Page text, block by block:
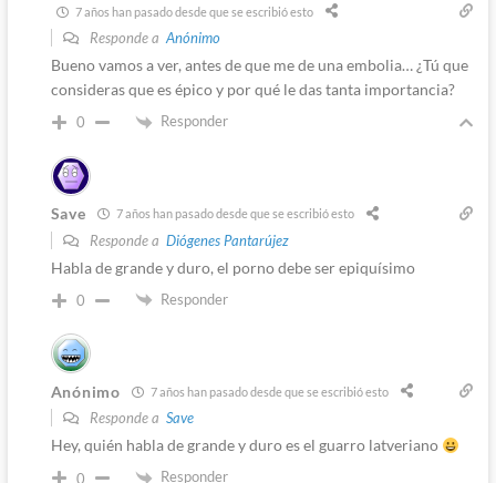
7 años han pasado desde que se escribió esto
Responde a Anónimo
Bueno vamos a ver, antes de que me de una embolia… ¿Tú que
consideras que es épico y por qué le das tanta importancia?
0 Responder
Save 7 años han pasado desde que se escribió esto
Responde a Diógenes Pantarújez
Habla de grande y duro, el porno debe ser epiquísimo
0 Responder
Anónimo 7 años han pasado desde que se escribió esto
Responde a Save
Hey, quién habla de grande y duro es el guarro latveriano
0 Responder